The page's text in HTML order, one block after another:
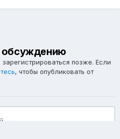
обсуждению
позже. Если
, чтобы опубликовать от